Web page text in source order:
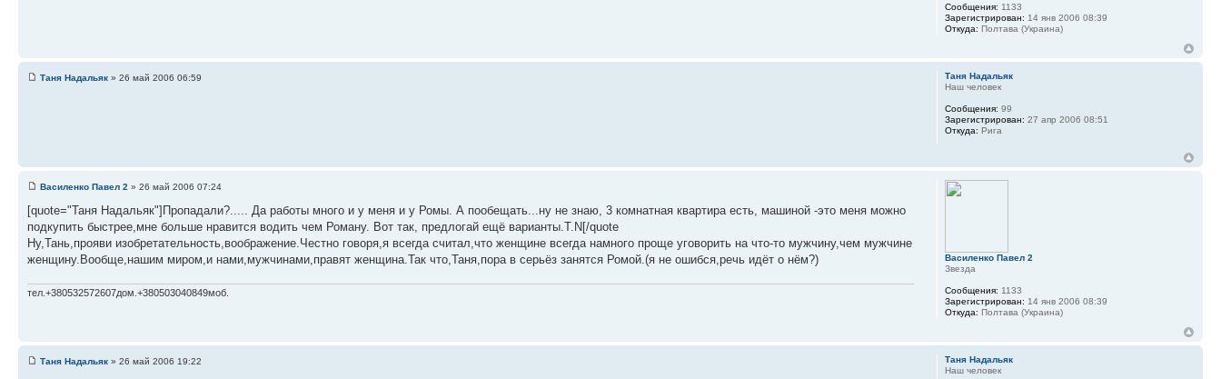
Сообщения: 1133
Зарегистрирован: 14 янв 2006 08:39
Откуда: Полтава (Украина)
Таня Надальяк » 26 май 2006 06:59
Таня Надальяк
Наш человек
Сообщения: 99
Зарегистрирован: 27 апр 2006 08:51
Откуда: Рига
Василенко Павел 2 » 26 май 2006 07:24
[quote="Таня Надальяк"]Пропадали?..... Да работы много и у меня и у Ромы. А пообещать...ну не знаю, 3 комнатная квартира есть, машиной -это меня можно
подкупить быстрее,мне больше нравится водить чем Роману. Вот так, предлогай ещё варианты.T.N[/quote
Ну,Тань,прояви изобретательность,воображение.Честно говоря,я всегда считал,что женщине всегда намного проще уговорить на что-то мужчину,чем мужчине
женщину.Вообще,нашим миром,и нами,мужчинами,правят женщина.Так что,Таня,пора в серьёз занятся Ромой.(я не ошибся,речь идёт о нём?)
тел.+380532572607дом.+380503040849моб.
Василенко Павел 2
Звезда
Сообщения: 1133
Зарегистрирован: 14 янв 2006 08:39
Откуда: Полтава (Украина)
Таня Надальяк » 26 май 2006 19:22
Таня Надальяк
Наш человек